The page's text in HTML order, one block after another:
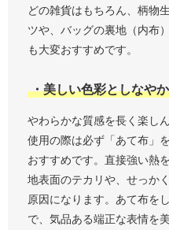
どの雑貨はもちろん、柄物
ツや、バッグの裏地（内布
も大変おすすめです。
・美しい色彩としなや
やわらかな質感を長く楽し
使用の際は必ず「あて布」
おすすめです。直接強い熱
地表面のテカリや、せっか
原因になります。あて布を
で、気品ある端正な表情を